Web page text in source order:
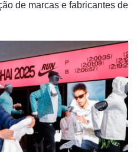
de marcas e fabricantes de